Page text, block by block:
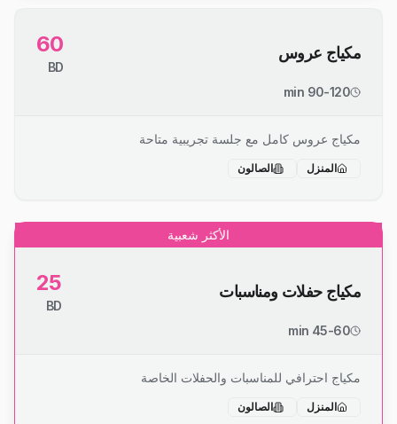
مكياج عروس 60
BD
90-120 min
مكياج عروس كامل مع جلسة تجريبية متاحة
المنزل الصالون
الأكثر شعبية
مكياج حفلات ومناسبات 25
BD
45-60 min
مكياج احترافي للمناسبات والحفلات الخاصة
المنزل الصالون